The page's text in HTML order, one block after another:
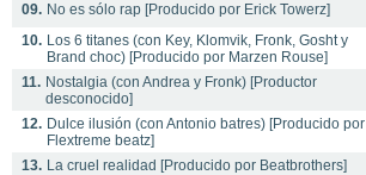
09. No es sólo rap [Producido por Erick Towerz]
10. Los 6 titanes (con Key, Klomvik, Fronk, Gosht y
Brand choc) [Producido por Marzen Rouse]
11. Nostalgia (con Andrea y Fronk) [Productor
desconocido]
12. Dulce ilusión (con Antonio batres) [Producido por
Flextreme beatz]
13. La cruel realidad [Producido por Beatbrothers]